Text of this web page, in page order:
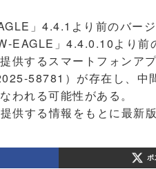
」4.4.1より前のバー
EAGLE」4.4.0.10より前
供するスマートフォンア
58781）が存在し、
われる可能性がある。
供する情報をもとに最新
ポ